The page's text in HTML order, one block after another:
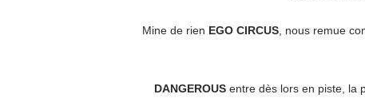
Mine de rien EGO CIRCUS, nous remue
DANGEROUS entre dès lors en piste, la